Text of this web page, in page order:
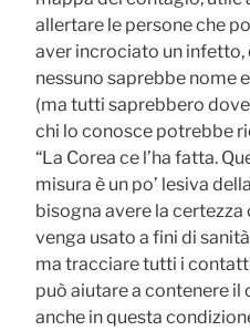
allertare le persone che
aver incrociato un infetto,
nessuno saprebbe nome
(ma tutti saprebbero
chi lo conosce potrebbe
“La Corea ce l’ha fatta.
misura è un po’ lesiva
bisogna avere la certezza
venga usato a fini di
ma tracciare tutti i
può aiutare a contenere il
anche in questa